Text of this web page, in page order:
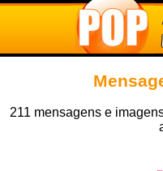
211 mensagens e